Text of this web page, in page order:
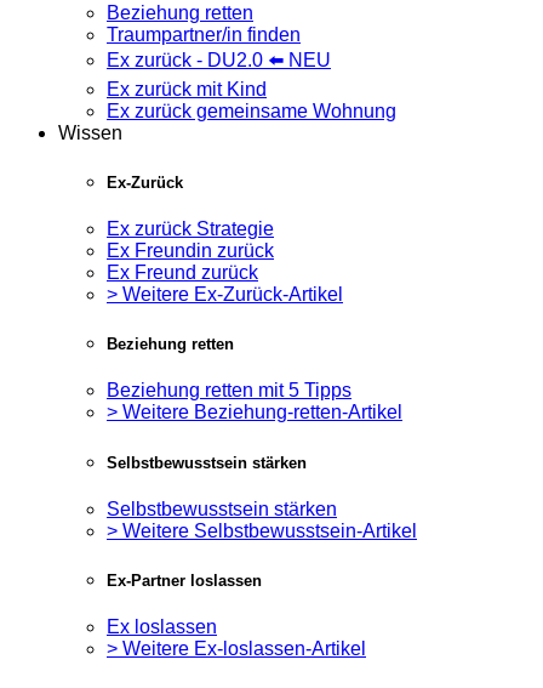
Beziehung retten
Traumpartner/in finden
Ex zurück - DU2.0 ⬅️ NEU
Ex zurück mit Kind
Ex zurück gemeinsame Wohnung
Wissen
Ex-Zurück
Ex zurück Strategie
Ex Freundin zurück
Ex Freund zurück
> Weitere Ex-Zurück-Artikel
Beziehung retten
Beziehung retten mit 5 Tipps
> Weitere Beziehung-retten-Artikel
Selbstbewusstsein stärken
Selbstbewusstsein stärken
> Weitere Selbstbewusstsein-Artikel
Ex-Partner loslassen
Ex loslassen
> Weitere Ex-loslassen-Artikel